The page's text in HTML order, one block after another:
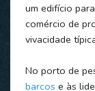
um edifício
comércio de
vivacidade
No porto de
barcos e às